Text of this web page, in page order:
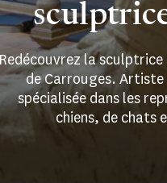
Redécouvrez la
de Carrouges. Artiste
spécialisée dans les
chiens, de chats